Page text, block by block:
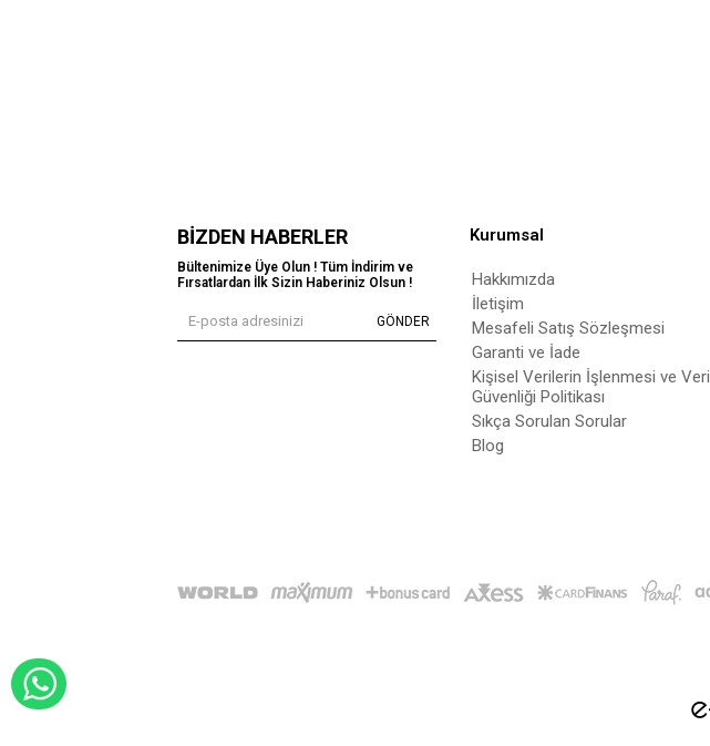
BIZDEN HABERLER
Bültenimize Üye Olun ! Tüm İndirim ve
Fırsatlardan İlk Sizin Haberiniz Olsun !
GÖNDER
Kurumsal
Hakkımızda
İletişim
Mesafeli Satış Sözleşmesi
Garanti ve İade
Kişisel Verilerin İşlenmesi ve Veri
Güvenliği Politikası
Sıkça Sorulan Sorular
Blog